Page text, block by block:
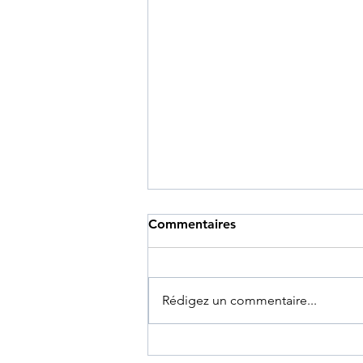
Commentaires
Rédigez un commentaire...